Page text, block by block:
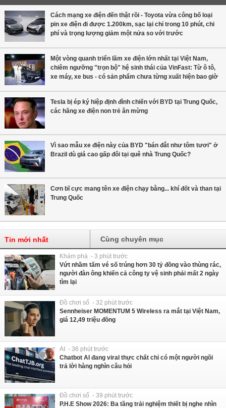
Cách mạng xe điện đến thật rồi - Toyota vừa công bố loại
pin xe điện đi được 1.200km, sạc lại chỉ trong 10 phút, chi
phí và trọng lượng giảm một nửa so với trước
Một vòng quanh triển lãm xe điện lớn nhất tại Việt Nam,
chiêm ngưỡng "trọn bộ" hệ sinh thái của VinFast: Từ ô tô,
xe máy, xe bus - có sản phẩm chưa từng xuất hiện bao giờ
Tesla bị ép ký hiệp định đình chiến với BYD tại Trung Quốc,
các hãng xe điện non trẻ ăn mừng
Vì sao mẫu xe điện này của BYD "bán đắt như tôm tươi" ở
Brazil dù giá cao gấp đôi tại quê nhà Trung Quốc?
Cơn bĩ cực mang tên xe điện chạy bằng... khí đốt và than tại
Trung Quốc
Tin mới nhất Cùng chuyên mục
Khám phá - 3 phút trước
Vứt nhầm tấm vé số trúng hơn 30 tỷ đồng vào thùng rác,
người đàn ông khiến cả công ty vệ sinh phải mất 2 ngày
tìm lại
Đồ chơi số - 32 phút trước
Sennheiser MOMENTUM 5 Wireless ra mắt tại Việt Nam,
giá 12,49 triệu đồng
AI - 36 phút trước
Chatbot AI đang viral thực chất chỉ có một người ngồi
trả lời hàng nghìn câu hỏi
Đồ chơi số - 39 phút trước
P.H.E Show 2026: Ba tầng trải nghiệm thiết bị nghe nhìn